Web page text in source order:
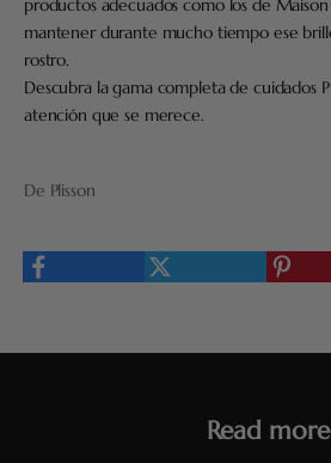
mantener durante mucho tiempo ese
rostro.
Descubra la gama completa de cuidados
atención que se merece.
De Plisson
Read more